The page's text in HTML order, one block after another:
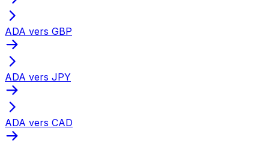
ADA vers GBP
ADA vers JPY
ADA vers CAD